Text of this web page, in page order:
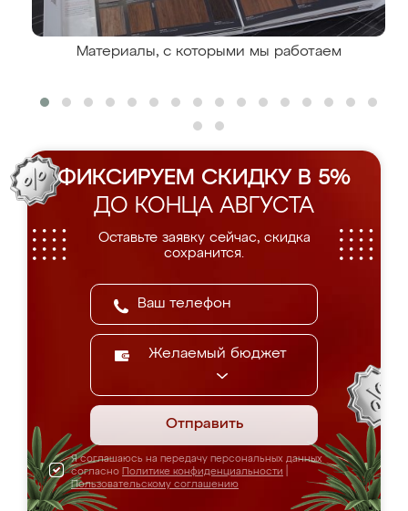
Материалы, с которыми мы работаем
ФИКСИРУЕМ СКИДКУ В 5%
ДО КОНЦА АВГУСТА
Оставьте заявку сейчас, скидка
сохранится.
Желаемый бюджет
Отправить
Я соглашаюсь на передачу персональных данных
согласно Политике конфиденциальности
Пользовательскому соглашению